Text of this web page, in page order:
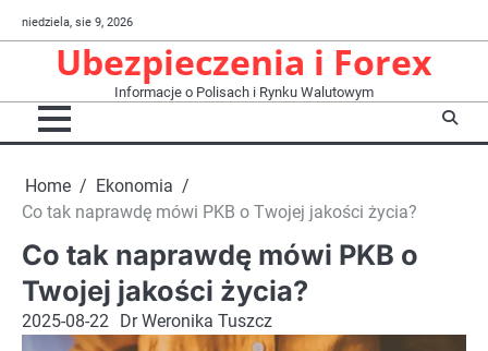
to
niedziela, sie 9, 2026
Ubezpieczenia i Forex
Informacje o Polisach i Rynku Walutowym
Home
Ekonomia
Co tak naprawdę mówi PKB o Twojej jakości życia?
Co tak naprawdę mówi PKB o
Twojej jakości życia?
2025-08-22 Dr Weronika Tuszcz